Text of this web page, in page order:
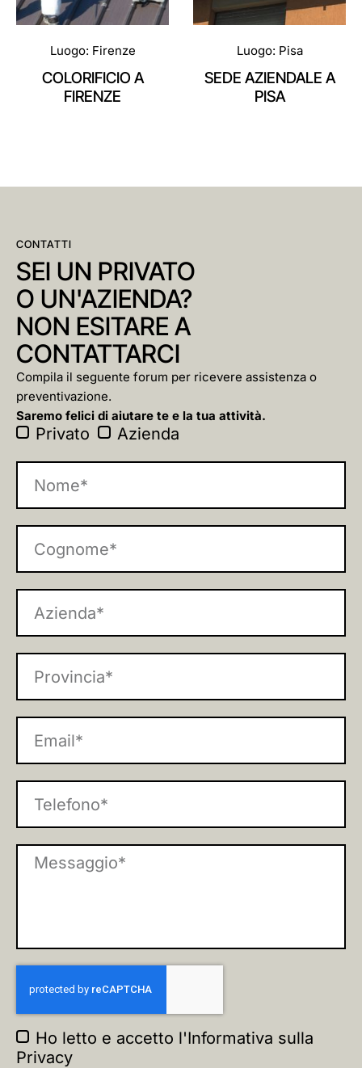
Luogo: Firenze
COLORIFICIO A
FIRENZE
Luogo: Pisa
SEDE AZIENDALE A
PISA
CONTATTI
SEI UN PRIVATO
O UN'AZIENDA?
NON ESITARE A
CONTATTARCI
Compila il seguente forum per ricevere assistenza o
preventivazione.
Saremo felici di aiutare te e la tua attività.
Privato Azienda
Ho letto e accetto l'Informativa sulla
Privacy